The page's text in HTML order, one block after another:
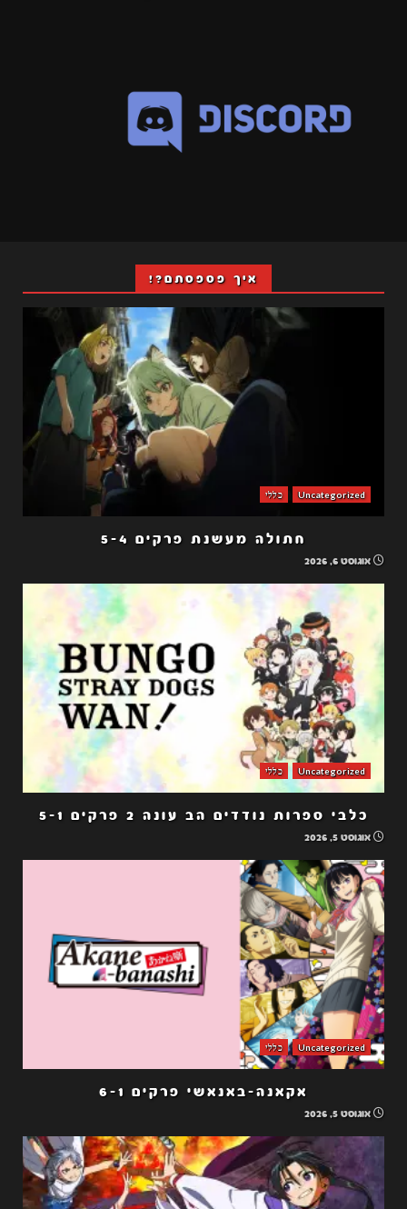
איך פספסתם?!
Uncategorized כללי
חתולה מעשנת פרקים 5-4
אוגוסט 6, 2026
Uncategorized כללי
כלבי ספרות נודדים הב עונה 2 פרקים 5-1
אוגוסט 5, 2026
Uncategorized כללי
אקאנה-באנאשי פרקים 6-1
אוגוסט 5, 2026